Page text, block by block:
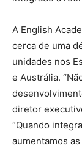
A English
cerca de uma
unidades nos
e Austrália.
diretor
“Quando
aumentamos